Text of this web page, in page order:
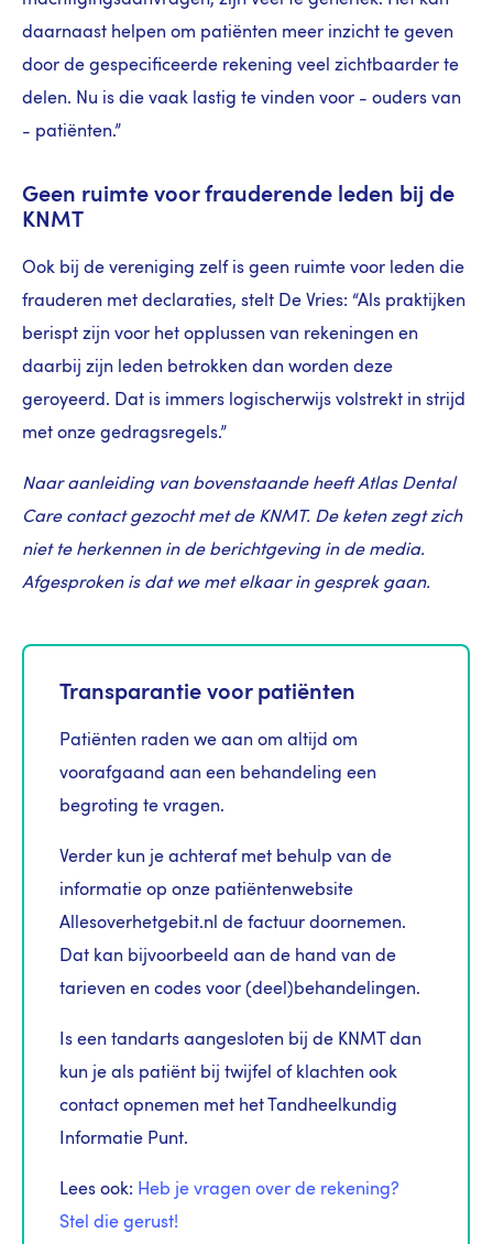
daarnaast helpen om patiënten meer inzicht te geven
door de gespecificeerde rekening veel zichtbaarder te
delen. Nu is die vaak lastig te vinden voor - ouders van
- patiënten.”
Geen ruimte voor frauderende leden bij de
KNMT
Ook bij de vereniging zelf is geen ruimte voor leden die
frauderen met declaraties, stelt De Vries: “Als praktijken
berispt zijn voor het opplussen van rekeningen en
daarbij zijn leden betrokken dan worden deze
geroyeerd. Dat is immers logischerwijs volstrekt in strijd
met onze gedragsregels.”
Naar aanleiding van bovenstaande heeft Atlas Dental
Care contact gezocht met de KNMT. De keten zegt zich
niet te herkennen in de berichtgeving in de media.
Afgesproken is dat we met elkaar in gesprek gaan.
Transparantie voor patiënten
Patiënten raden we aan om altijd om
voorafgaand aan een behandeling een
begroting te vragen.
Verder kun je achteraf met behulp van de
informatie op onze patiëntenwebsite
Allesoverhetgebit.nl de factuur doornemen.
Dat kan bijvoorbeeld aan de hand van de
tarieven en codes voor (deel)behandelingen.
Is een tandarts aangesloten bij de KNMT dan
kun je als patiënt bij twijfel of klachten ook
contact opnemen met het Tandheelkundig
Informatie Punt.
Lees ook: Heb je vragen over de rekening?
Stel die gerust!